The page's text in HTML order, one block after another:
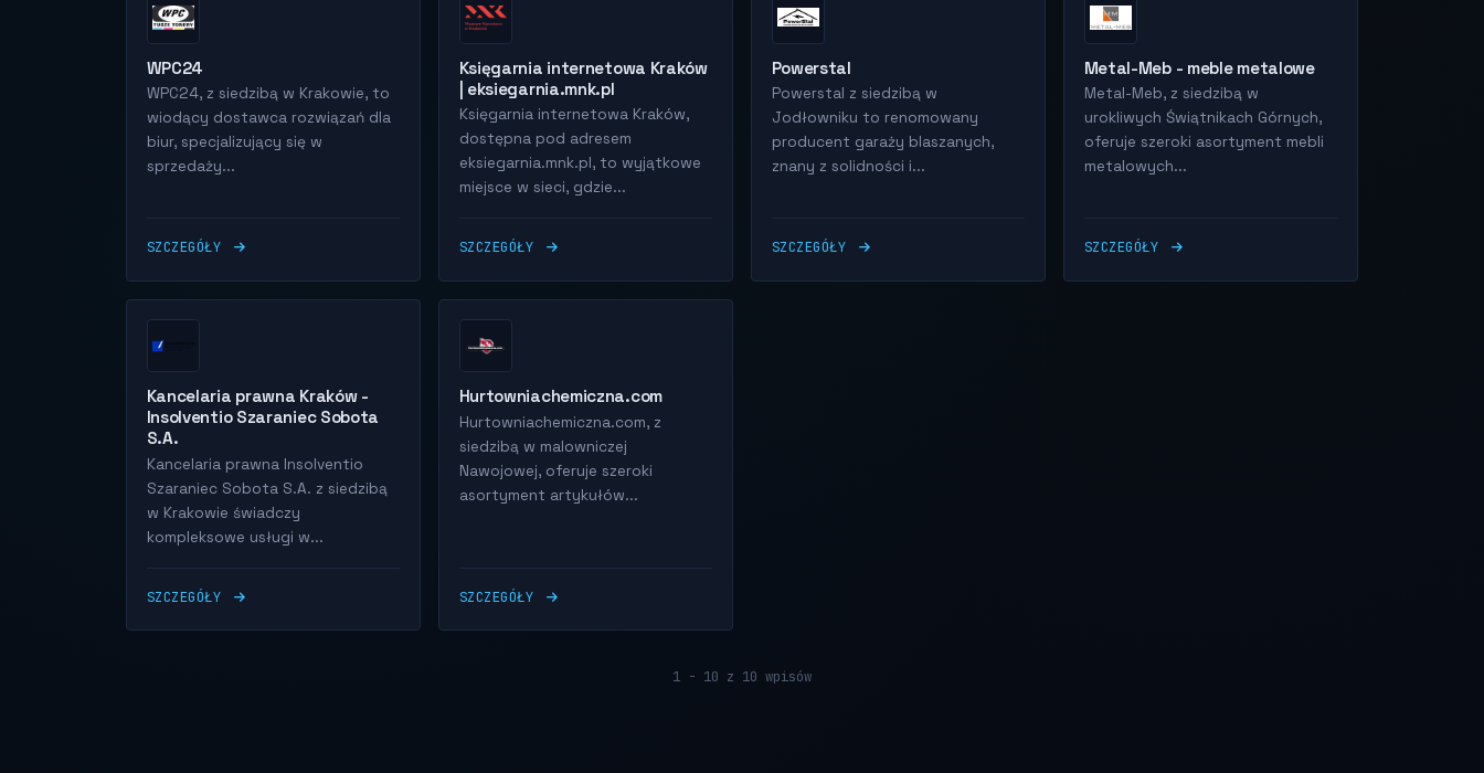
WPC24
WPC24, z siedzibą w Krakowie, to
wiodący dostawca rozwiązań dla
biur, specjalizujący się w
sprzedaży...
SZCZEGÓŁY
Księgarnia internetowa Kraków
| eksiegarnia.mnk.pl
Księgarnia internetowa Kraków,
dostępna pod adresem
eksiegarnia.mnk.pl, to wyjątkowe
miejsce w sieci, gdzie...
SZCZEGÓŁY
Powerstal
Powerstal z siedzibą w
Jodłowniku to renomowany
producent garaży blaszanych,
znany z solidności i...
SZCZEGÓŁY
Metal-Meb - meble metalowe
Metal-Meb, z siedzibą w
urokliwych Świątnikach Górnych,
oferuje szeroki asortyment mebli
metalowych...
SZCZEGÓŁY
Kancelaria prawna Kraków -
Insolventio Szaraniec Sobota
S.A.
Kancelaria prawna Insolventio
Szaraniec Sobota S.A. z siedzibą
w Krakowie świadczy
kompleksowe usługi w...
SZCZEGÓŁY
Hurtowniachemiczna.com
Hurtowniachemiczna.com, z
siedzibą w malowniczej
Nawojowej, oferuje szeroki
asortyment artykułów...
SZCZEGÓŁY
1 - 10 z 10 wpisów